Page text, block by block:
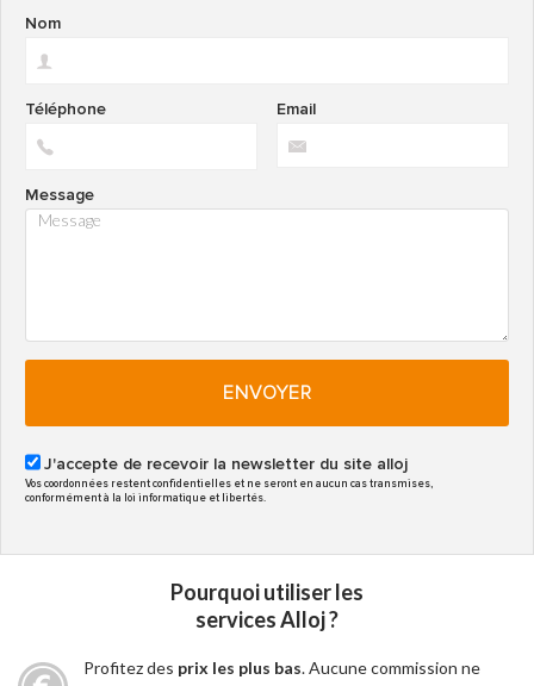
Nom
Email
Téléphone
Message
ENVOYER
J'accepte de recevoir la newsletter du site alloj
Vos coordonnées restent confidentielles et ne seront en aucun cas transmises,
conformément à la loi informatique et libertés.
Pourquoi utiliser les
services Alloj ?
Profitez des prix les plus bas. Aucune commission ne